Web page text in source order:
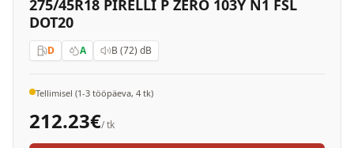
275/45R18 PIRELLI P ZERO 103Y N1 FSL
DOT20
D A B (72) dB
Tellimisel (1-3 tööpäeva, 4 tk)
212.23€/ tk